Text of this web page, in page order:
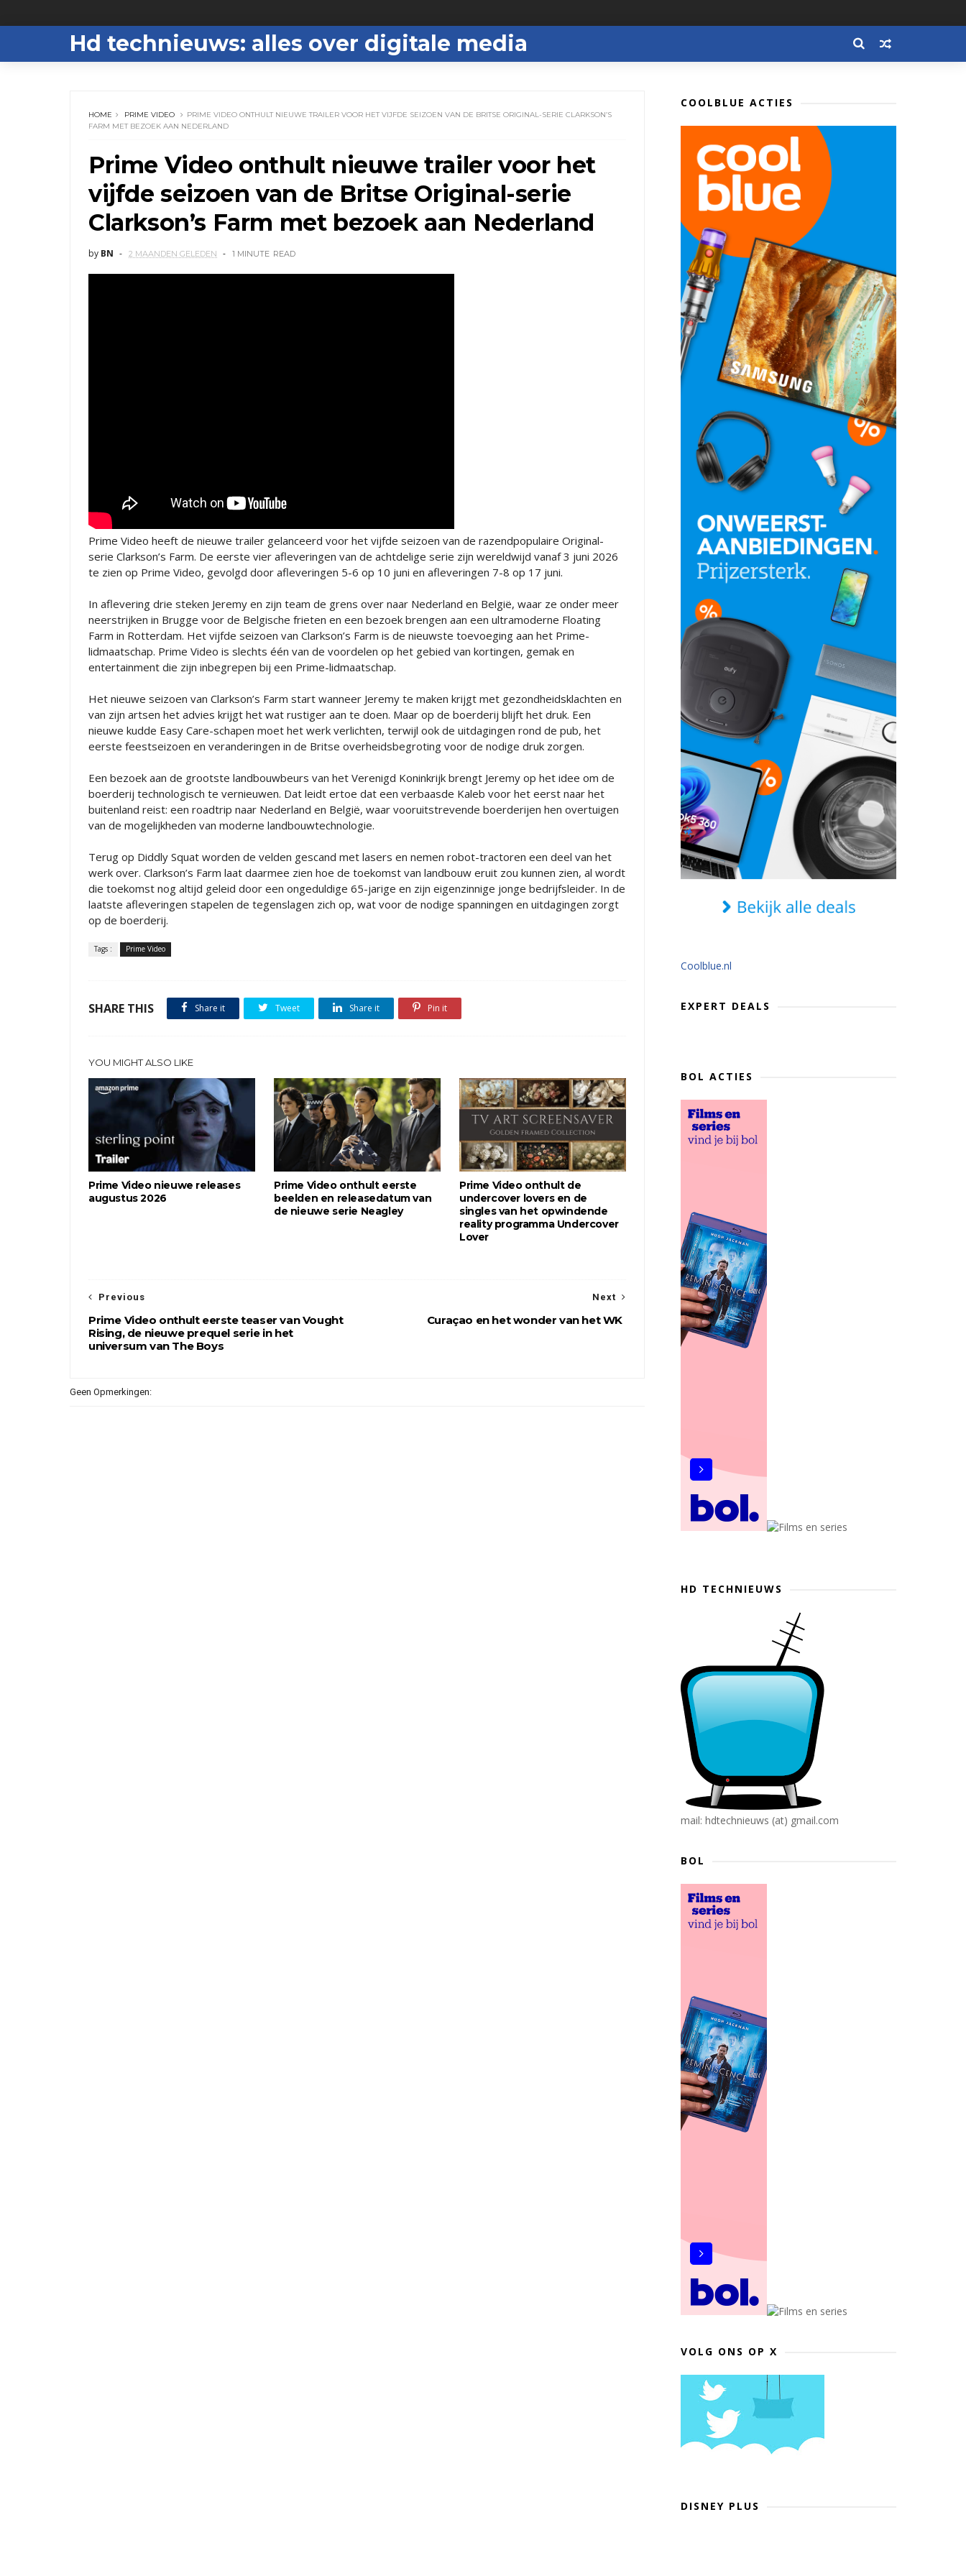
Hd technieuws: alles over digitale media
HOME PRIME VIDEO
PRIME VIDEO ONTHULT NIEUWE TRAILER VOOR HET VIJFDE SEIZOEN VAN DE BRITSE ORIGINAL-SERIE CLARKSON’S
FARM MET BEZOEK AAN NEDERLAND
Prime Video onthult nieuwe trailer voor het
vijfde seizoen van de Britse Original-serie
Clarkson’s Farm met bezoek aan Nederland
by BN 2 MAANDEN GELEDEN 1 MINUTE READ
Prime Video heeft de nieuwe trailer gelanceerd voor het vijfde seizoen van de razendpopulaire Original-
serie Clarkson’s Farm. De eerste vier afleveringen van de achtdelige serie zijn wereldwijd vanaf 3 juni 2026
te zien op Prime Video, gevolgd door afleveringen 5-6 op 10 juni en afleveringen 7-8 op 17 juni.
In aflevering drie steken Jeremy en zijn team de grens over naar Nederland en België, waar ze onder meer
neerstrijken in Brugge voor de Belgische frieten en een bezoek brengen aan een ultramoderne Floating
Farm in Rotterdam. Het vijfde seizoen van Clarkson’s Farm is de nieuwste toevoeging aan het Prime-
lidmaatschap. Prime Video is slechts één van de voordelen op het gebied van kortingen, gemak en
entertainment die zijn inbegrepen bij een Prime-lidmaatschap.
Het nieuwe seizoen van Clarkson’s Farm start wanneer Jeremy te maken krijgt met gezondheidsklachten en
van zijn artsen het advies krijgt het wat rustiger aan te doen. Maar op de boerderij blijft het druk. Een
nieuwe kudde Easy Care-schapen moet het werk verlichten, terwijl ook de uitdagingen rond de pub, het
eerste feestseizoen en veranderingen in de Britse overheidsbegroting voor de nodige druk zorgen.
Een bezoek aan de grootste landbouwbeurs van het Verenigd Koninkrijk brengt Jeremy op het idee om de
boerderij technologisch te vernieuwen. Dat leidt ertoe dat een verbaasde Kaleb voor het eerst naar het
buitenland reist: een roadtrip naar Nederland en België, waar vooruitstrevende boerderijen hen overtuigen
van de mogelijkheden van moderne landbouwtechnologie.
Terug op Diddly Squat worden de velden gescand met lasers en nemen robot-tractoren een deel van het
werk over. Clarkson’s Farm laat daarmee zien hoe de toekomst van landbouw eruit zou kunnen zien, al wordt
die toekomst nog altijd geleid door een ongeduldige 65-jarige en zijn eigenzinnige jonge bedrijfsleider. In de
laatste afleveringen stapelen de tegenslagen zich op, wat voor de nodige spanningen en uitdagingen zorgt
op de boerderij.
Tags : Prime Video
SHARE THIS Share it Tweet Share it Pin it
YOU MIGHT ALSO LIKE
Prime Video nieuwe releases
augustus 2026
Prime Video onthult eerste
beelden en releasedatum van
de nieuwe serie Neagley
Prime Video onthult de
undercover lovers en de
singles van het opwindende
reality programma Undercover
Lover
Next
Curaçao en het wonder van het WK
Previous
Prime Video onthult eerste teaser van Vought
Rising, de nieuwe prequel serie in het
universum van The Boys
Geen Opmerkingen:
COOLBLUE ACTIES
Coolblue.nl
EXPERT DEALS
BOL ACTIES
HD TECHNIEUWS
mail: hdtechnieuws (at) gmail.com
BOL
VOLG ONS OP X
DISNEY PLUS